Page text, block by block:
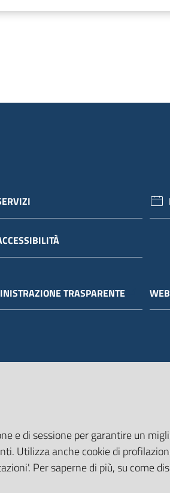
TRASPARENTE
e di sessione per garantire un
Utilizza anche cookie di
Per saperne di più, su come